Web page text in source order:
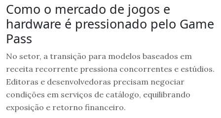
Como o mercado de jogos e
hardware é pressionado pelo Game
Pass
No setor, a transição para modelos baseados em
receita recorrente pressiona concorrentes e estúdios.
Editoras e desenvolvedoras precisam negociar
condições em serviços de catálogo, equilibrando
exposição e retorno financeiro.